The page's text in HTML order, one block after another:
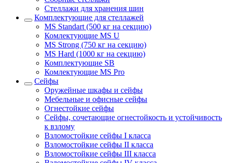
Стеллажи для хранения шин
Комплектующие для стеллажей
MS Standart (500 кг на секцию)
Комлектующие MS U
MS Strong (750 кг на секцию)
MS Hard (1000 кг на секцию)
Комплектующие SB
Комлектующие MS Pro
Сейфы
Оружейные шкафы и сейфы
Мебельные и офисные сейфы
Огнестойкие сейфы
Сейфы, сочетающие огнестойкость и устойчивость
к взлому
Взломостойкие сейфы I класса
Взломостойкие сейфы II класса
Взломостойкие сейфы III класса